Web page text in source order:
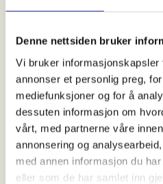
Denne nettsiden bruker
Vi bruker informasjonskapsler
annonser et personlig preg,
mediefunksjoner og for å
dessuten informasjon om
vårt, med partnerne våre
annonsering og
med annen informasjon du
eller som de har samlet inn
Alver
Tid
25. May 2026
Kl. 11.00 - 12.00